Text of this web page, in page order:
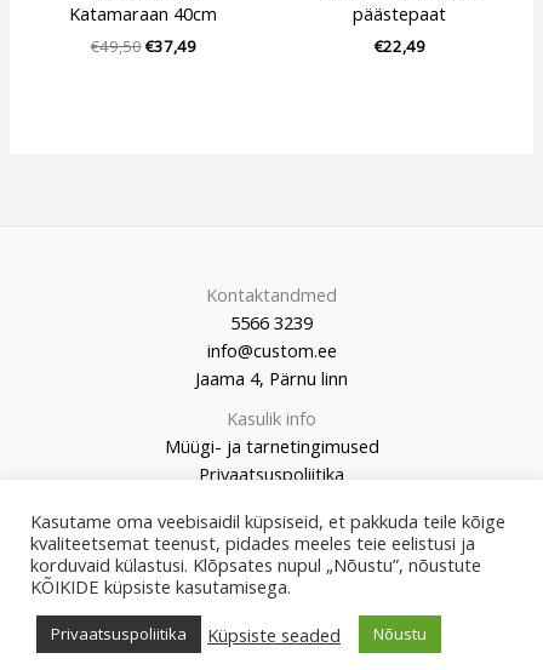
Katamaraan 40cm
€49,50€37,49
päästepaat
€22,49
Kontaktandmed
5566 3239
info@custom.ee
Jaama 4, Pärnu linn
Kasulik info
Müügi- ja tarnetingimused
Privaatsuspoliitika
© 2026 Custom Market
Kasutame oma veebisaidil küpsiseid, et pakkuda teile kõige
kvaliteetsemat teenust, pidades meeles teie eelistusi ja
korduvaid külastusi. Klõpsates nupul „Nõustu”, nõustute
KÕIKIDE küpsiste kasutamisega.
Privaatsuspoliitika Küpsiste seaded Nõustu